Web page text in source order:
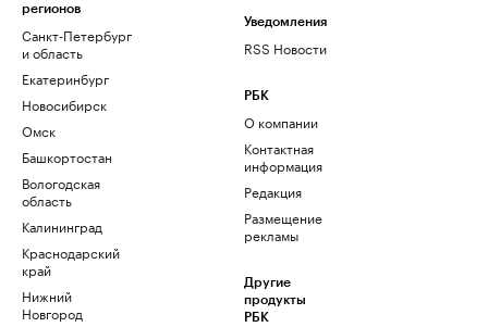
регионов
Санкт-Петербург
и область
Екатеринбург
Новосибирск
Омск
Башкортостан
Вологодская
область
Калининград
Краснодарский
край
Нижний
Новгород
Уведомления
RSS Новости
РБК
О компании
Контактная
информация
Редакция
Размещение
рекламы
Другие
продукты
РБК